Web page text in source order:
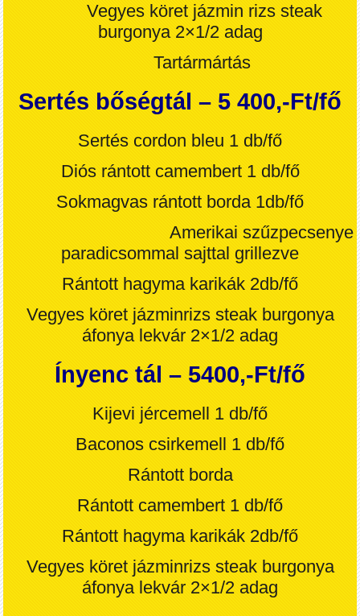
Vegyes köret jázmin rizs steak
burgonya 2×1/2 adag
Tartármártás
Sertés bőségtál – 5 400,-Ft/fő
Sertés cordon bleu 1 db/fő
Diós rántott camembert 1 db/fő
Sokmagvas rántott borda 1db/fő
Amerikai szűzpecsenye
paradicsommal sajttal grillezve
Rántott hagyma karikák 2db/fő
Vegyes köret jázminrizs steak burgonya
áfonya lekvár 2×1/2 adag
Ínyenc tál – 5400,-Ft/fő
Kijevi jércemell 1 db/fő
Baconos csirkemell 1 db/fő
Rántott borda
Rántott camembert 1 db/fő
Rántott hagyma karikák 2db/fő
Vegyes köret jázminrizs steak burgonya
áfonya lekvár 2×1/2 adag